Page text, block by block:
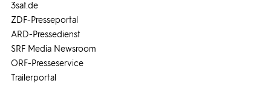
3sat.de
ZDF-Presseportal
ARD-Pressedienst
SRF Media Newsroom
ORF-Presseservice
Trailerportal